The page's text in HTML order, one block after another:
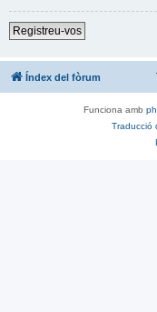
Registreu-vos
Índex del fòrum
Funciona amb
Traducció